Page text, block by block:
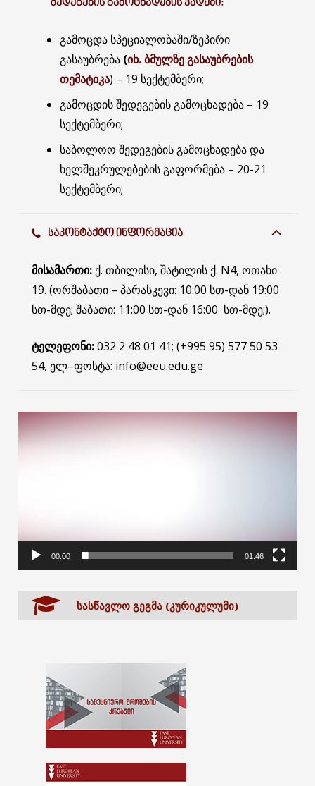
ᲨᲔᲓᲔᲒᲔᲑᲘᲡ ᲒᲐᲛᲝᲪᲮᲐᲓᲔᲑᲘᲡ ᲕᲐᲓᲔᲑᲘ:
გამოცდა სპეციალობაში/ზეპირი
გასაუბრება (იხ. ბმულზე გასაუბრების
თემატიკა) – 19 სექტემბერი;
გამოცდის შედეგების გამოცხადება – 19
სექტემბერი;
საბოლოო შედეგების გამოცხადება და
ხელშეკრულებების გაფორმება – 20-21
სექტემბერი;
ᲡᲐᲙᲝᲜᲢᲐᲥᲢᲝ ᲘᲜᲤᲝᲠᲛᲐᲪᲘᲐ
მისამართი: ქ. თბილისი, შატილის ქ. N4, ოთახი
19. (ორშაბათი – პარასკევი: 10:00 სთ-დან 19:00
სთ-მდე; შაბათი: 11:00 სთ-დან 16:00 სთ-მდე;).
ტელეფონი:032 2 48 01 41; (+995 95) 577 50 53
54, ელ–ფოსტა: info@eeu.edu.ge
ვიდეო
დამკვრელი
00:00 01:46
ᲡᲐᲡᲬᲐᲕᲚᲝ ᲒᲔᲒᲛᲐ (ᲙᲣᲠᲘᲙᲣᲚᲣᲛᲘ)